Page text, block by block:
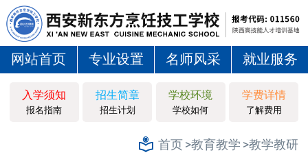
网站首页 专业设置 名师风采 就业服务
入学须知
报名指南
招生简章
招生计划
学校环境
学校如何
学费详情
了解费用
首页 >教育教学 >教学教研